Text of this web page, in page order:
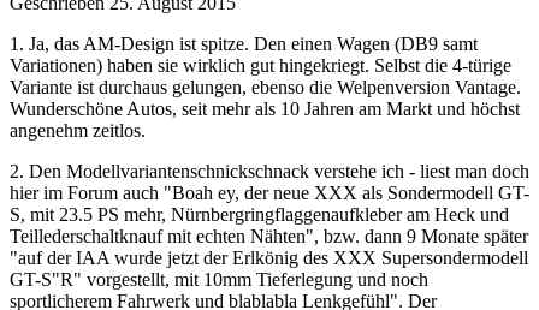
1. Ja, das AM-Design ist spitze. Den einen Wagen (DB9 samt
Variationen) haben sie wirklich gut hingekriegt. Selbst die 4-türige
Variante ist durchaus gelungen, ebenso die Welpenversion Vantage.
Wunderschöne Autos, seit mehr als 10 Jahren am Markt und höchst
angenehm zeitlos.
2. Den Modellvariantenschnickschnack verstehe ich - liest man doch
hier im Forum auch "Boah ey, der neue XXX als Sondermodell GT-
S, mit 23.5 PS mehr, Nürnbergringflaggenaufkleber am Heck und
Teillederschaltknauf mit echten Nähten", bzw. dann 9 Monate später
"auf der IAA wurde jetzt der Erlkönig des XXX Supersondermodell
GT-S"R" vorgestellt, mit 10mm Tieferlegung und noch
sportlicherem Fahrwerk und blablabla Lenkgefühl". Der